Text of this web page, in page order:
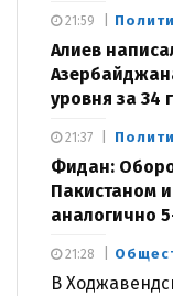
Алиев
уровня за 34
21:59
Фидан:
Пакистаном
аналогично
21:37
В
21:28